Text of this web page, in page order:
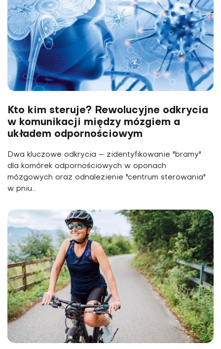
Kto kim steruje? Rewolucyjne odkrycia
w komunikacji między mózgiem a
układem odpornościowym
Dwa kluczowe odkrycia – zidentyfikowanie "bramy"
dla komórek odpornościowych w oponach
mózgowych oraz odnalezienie "centrum sterowania"
w pniu...